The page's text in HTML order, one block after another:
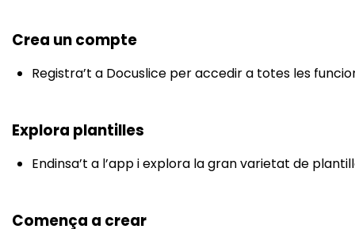
Crea un compte
Registra’t a Docuslice per accedir a totes les
Explora plantilles
Endinsa’t a l’app i explora la gran varietat de
Comença a crear